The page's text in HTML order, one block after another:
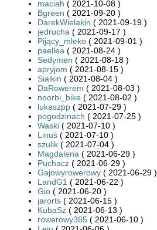
maciah ( 2021-10-08 )
Bgreen ( 2021-09-20 )
DarekWielakin ( 2021-09-19 )
jedrucha ( 2021-09-17 )
Pijący_mleko ( 2021-09-01 )
paellea ( 2021-08-24 )
Sedymen ( 2021-08-18 )
apryjom ( 2021-08-15 )
Sialkin ( 2021-08-04 )
DaRowerem ( 2021-08-03 )
noorbi_bike ( 2021-08-02 )
lukaszpp ( 2021-07-29 )
pogodzinach ( 2021-07-25 )
Waski ( 2021-07-10 )
Linuś ( 2021-07-10 )
szulik ( 2021-07-04 )
Magdalena ( 2021-06-29 )
Puchacz ( 2021-06-29 )
Gajowyrowerowy ( 2021-06-29 )
LandG1 ( 2021-06-22 )
Gio ( 2021-06-20 )
jarorts ( 2021-06-15 )
KubaSz ( 2021-06-13 )
rowerowy365 ( 2021-06-10 )